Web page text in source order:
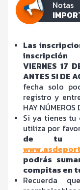
Notas
Las
inscripción
VIERNES 17
ANTES SI DE
fecha solo
registro y
HAY NÚMEROS
Si ya tienes tu
utiliza por
de tu
podrás
compitas en
Recuerda